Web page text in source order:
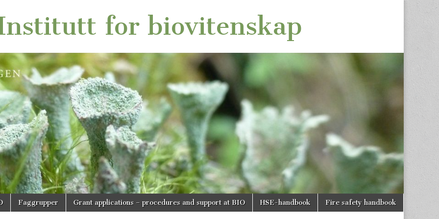
for biovitenskap
Faggrupper Grant applications – procedures and support at BIO HSE-handbook Fire safety handbook